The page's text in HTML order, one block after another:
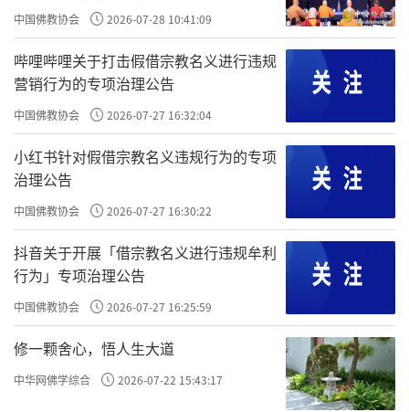
《孝经》中提及的诤友，孔子、孟子及王阳明均未
直接论述。那么，诤友是否重要呢？生活中，许多人认
为诤友至关重要。我们先来看《孝经》中的论述：
有诤臣三人，虽无道，不失其家
大夫指古时的当
权者或官员，若他们拥有三位敢于直谏的诤臣，即便无
道，也能维持家族的稳定。然而，这看似合理，实则难
以实现。因为一个无道之人，如何能听得进
呢？古时读书人常以此为荣，认为只要拼上性命劝谏帝
王，便是忠臣。但历史上，如王阳明般因直言而被贬或
受罚的例子屡见不鲜。若遇商纣、夏桀般的无道昏君，
直言者可能遭受极刑，虽留名青史，却于事无补，且易
给后世留下误解。
，意指若一个人有诤
中国佛教协会 2026-07-28 10:41:09
哔哩哔哩关于打击假借宗教名义进行违规
营销行为的专项治理公告
中国佛教协会 2026-07-27 16:32:04
小红书针对假借宗教名义违规行为的专项
治理公告
中国佛教协会 2026-07-27 16:30:22
抖音关于开展「借宗教名义进行违规牟利
行为」专项治理公告
中国佛教协会 2026-07-27 16:25:59
修一颗舍心，悟人生大道
中华网佛学综合 2026-07-22 15:43:17